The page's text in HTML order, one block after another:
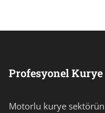
Profesyonel Kurye
Motorlu kurye